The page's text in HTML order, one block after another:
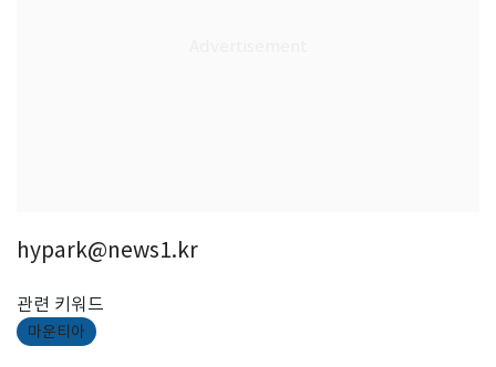
hypark@news1.kr
관련 키워드
마운티아